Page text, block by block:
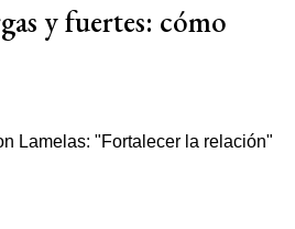
y fuertes: cómo